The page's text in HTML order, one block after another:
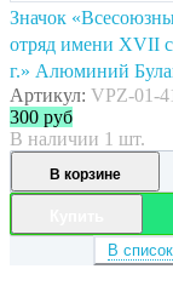
Значок
отряд имени XVII
г.» Алюминий
Артикул: VPZ-01-
300 руб
В наличии 1 шт.
В корзине
В